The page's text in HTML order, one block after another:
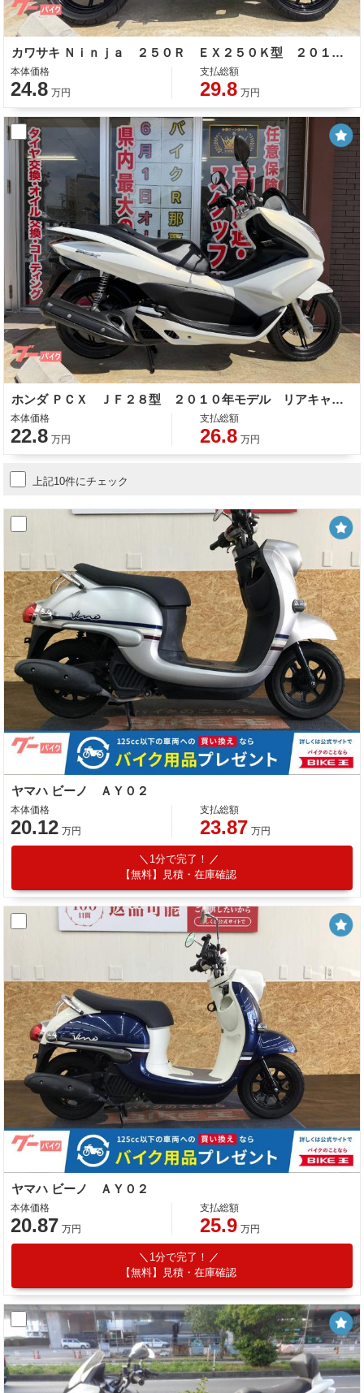
カワサキ Ｎｉｎｊａ ２５０Ｒ ＥＸ２５０Ｋ型 ２０１２年モデル ＯＶＥＲマフラー ドライブレコーダー シフトモニター ＵＳＢポート
本体価格
24.8 万円
支払総額
29.8 万円
ホンダ ＰＣＸ ＪＦ２８型 ２０１０年モデル リアキャリア サイドスタンド センタースタンド
本体価格
22.8 万円
支払総額
26.8 万円
上記10件にチェック
ヤマハ ビーノ ＡＹ０２
本体価格
20.12 万円
支払総額
23.87 万円
1分で完了！
【無料】見積・在庫確認
ヤマハ ビーノ ＡＹ０２
本体価格
20.87 万円
支払総額
25.9 万円
1分で完了！
【無料】見積・在庫確認